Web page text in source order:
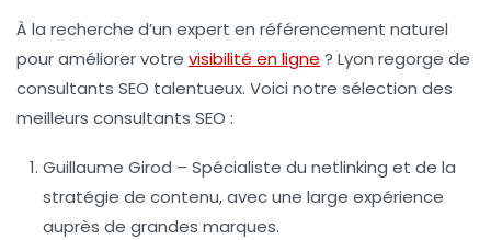
À la recherche d’un expert en référencement naturel
pour améliorer votre visibilité en ligne ? Lyon regorge de
consultants SEO talentueux. Voici notre sélection des
meilleurs consultants SEO :
Guillaume Girod – Spécialiste du netlinking et de la
stratégie de contenu, avec une large expérience
auprès de grandes marques.